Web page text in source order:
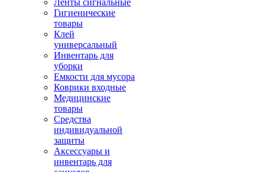
Ленты сигнальные
Гигиенические
товары
Клей
универсальный
Инвентарь для
уборки
Емкости для мусора
Коврики входные
Медицинские
товары
Средства
индивидуальной
защиты
Аксессуары и
инвентарь для